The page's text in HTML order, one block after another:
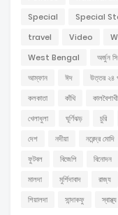
Special
Special
travel
Video
West Bengal
অর্জুন
আম্ফান
ঈদ উত্তর ২৪
কলকাতা
কাঁথি কালবৈশাখী
খেলাধুলা
ঘূর্ণিঝড় চুরি
দেশ
নদীয়া নরেন্দ্র মোদি
ফুটবল
বিজেপি বিনোদন
মালদা
মুর্শিদাবাদ রাজ্য
শিয়ালদা
সান্দাকফু স্বাস্থ্য